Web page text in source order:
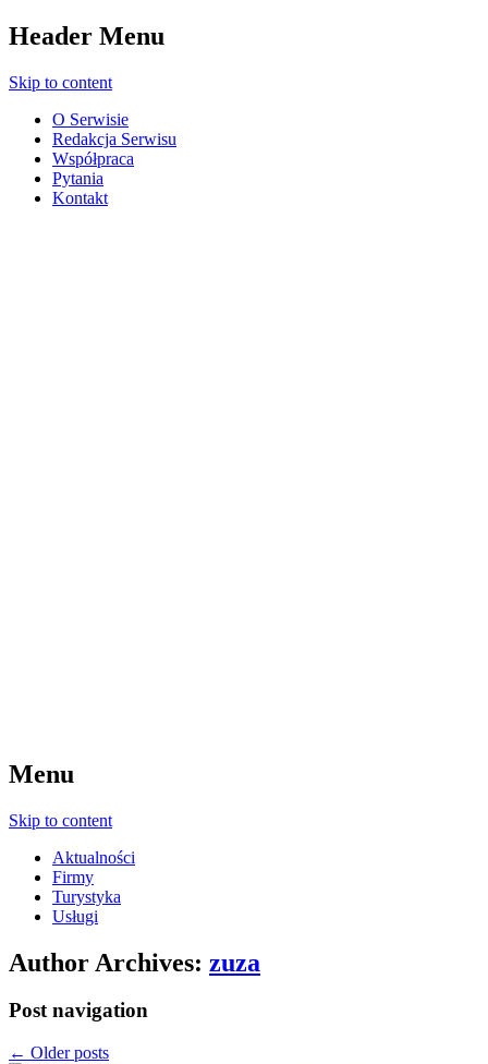
Header Menu
Skip to content
O Serwisie
Redakcja Serwisu
Współpraca
Pytania
Kontakt
Menu
Skip to content
Aktualności
Firmy
Turystyka
Usługi
Author Archives: zuza
Post navigation
← Older posts